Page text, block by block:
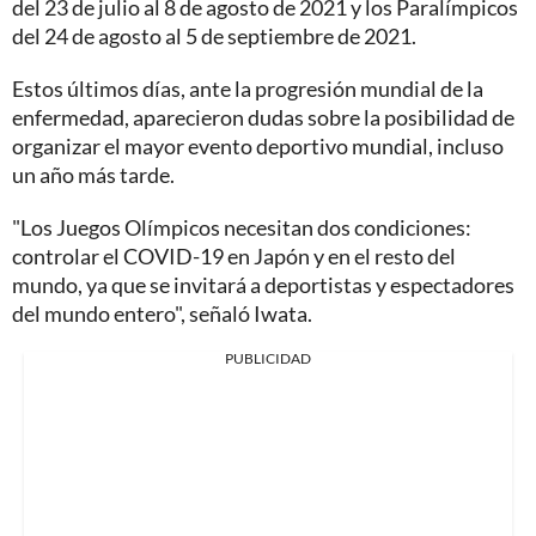
del 23 de julio al 8 de agosto de 2021 y los Paralímpicos
del 24 de agosto al 5 de septiembre de 2021.
Estos últimos días, ante la progresión mundial de la
enfermedad, aparecieron dudas sobre la posibilidad de
organizar el mayor evento deportivo mundial, incluso
un año más tarde.
"Los Juegos Olímpicos necesitan dos condiciones:
controlar el COVID-19 en Japón y en el resto del
mundo, ya que se invitará a deportistas y espectadores
del mundo entero", señaló Iwata.
PUBLICIDAD